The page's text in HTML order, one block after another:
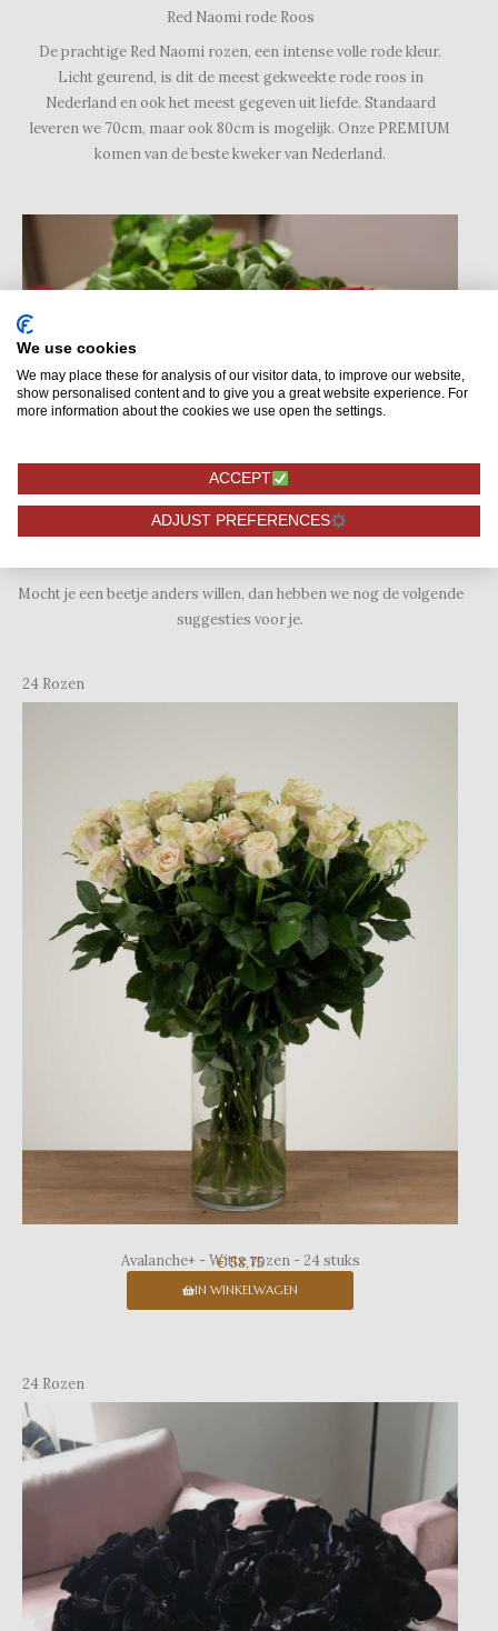
Red Naomi rode Roos
De prachtige Red Naomi rozen, een intense volle rode kleur.
Licht geurend, is dit de meest gekweekte rode roos in
Nederland en ook het meest gegeven uit liefde. Standaard
leveren we 70cm, maar ook 80cm is mogelijk. Onze PREMIUM
komen van de beste kweker van Nederland.
Mocht je een beetje anders willen, dan hebben we nog de volgende
suggesties voor je.
24 Rozen
Avalanche+ - Witte rozen - 24 stuks
€ 58,75
IN WINKELWAGEN
24 Rozen
We use cookies
We may place these for analysis of our visitor data, to improve our website,
show personalised content and to give you a great website experience. For
more information about the cookies we use open the settings.
ACCEPT
ADJUST PREFERENCES